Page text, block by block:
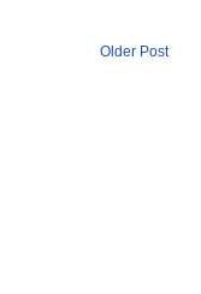
Older Post